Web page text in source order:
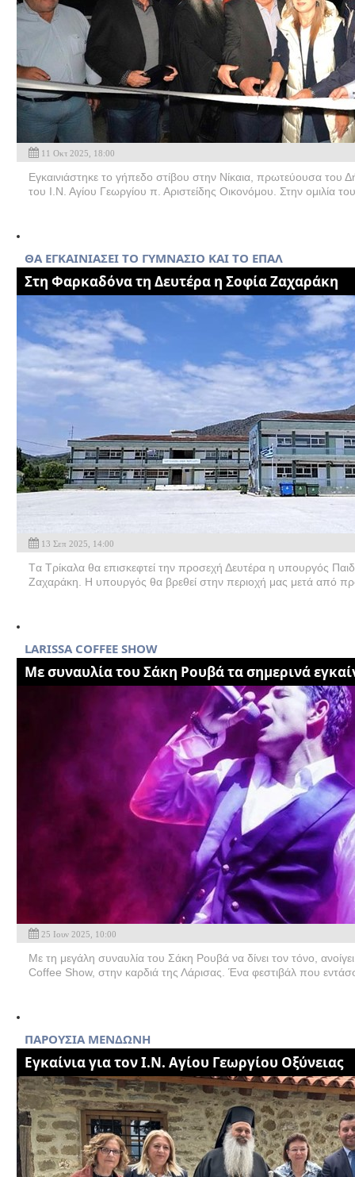
11 Οκτ 2025, 18:00
Εγκαινιάστηκε το γήπεδο στίβου στην Νίκαια, πρωτεύουσα του
του Ι.Ν. Αγίου Γεωργίου π. Αριστείδης Οικονόμου. Στην ομιλία
ΘΑ ΕΓΚΑΙΝΙΑΣΕΙ ΤΟ ΓΥΜΝΑΣΙΟ ΚΑΙ ΤΟ ΕΠΑΛ
Στη Φαρκαδόνα τη Δευτέρα η Σοφία Ζαχαράκη
13 Σεπ 2025, 14:00
Tα Τρίκαλα θα επισκεφτεί την προσεχή Δευτέρα η υπουργός
Ζαχαράκη. Η υπουργός θα βρεθεί στην περιοχή μας μετά από
LARISSA COFFEE SHOW
Με συναυλία του Σάκη Ρουβά τα σημερινά
25 Ιουν 2025, 10:00
Με τη μεγάλη συναυλία του Σάκη Ρουβά να δίνει τον τόνο,
Coffee Show, στην καρδιά της Λάρισας. Ένα φεστιβάλ που
ΠΑΡΟΥΣΙΑ ΜΕΝΔΩΝΗ
Εγκαίνια για τον Ι.Ν. Αγίου Γεωργίου Οξύνειας